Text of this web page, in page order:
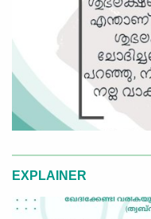
EXPLAINER